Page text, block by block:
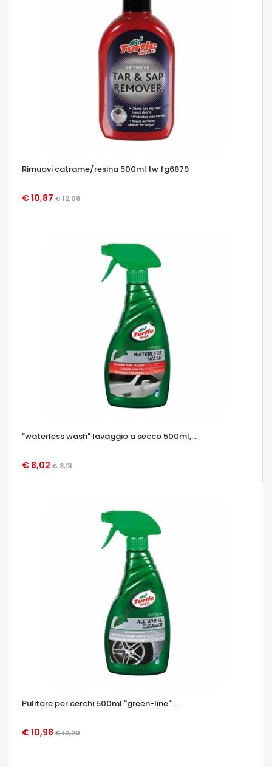
Rimuovi catrame/resina 500ml tw fg6879
€ 10,87 € 12,08
OCCHIATA VELOCE
"waterless wash" lavaggio a secco 500ml,...
€ 8,02 € 8,91
OCCHIATA VELOCE
Pulitore per cerchi 500ml "green-line"...
€ 10,98 € 12,20
OCCHIATA VELOCE